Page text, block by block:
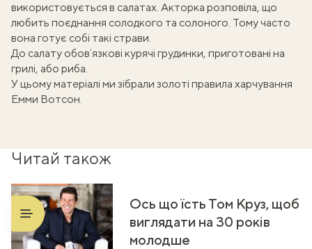
використовується в салатах. Акторка розповіла, що
любить поєднання солодкого та солоного. Тому часто
вона готує собі такі страви.
До салату обовʼязкові курячі грудинки, приготовані на
грилі, або риба.
У цьому матеріалі ми зібрали золоті правила харчування
Емми Вотсон.
Читай також
Ось що їсть Том Круз, щоб
виглядати на 30 років
молодше